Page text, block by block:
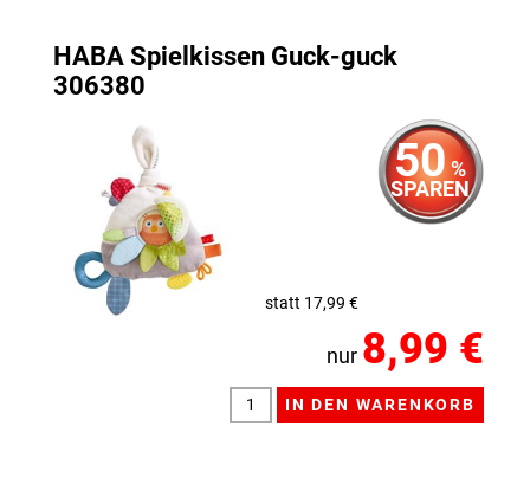
HABA Spielkissen Guck-guck
306380
50 %
SPAREN
statt 17,99 €
nur 8,99 €